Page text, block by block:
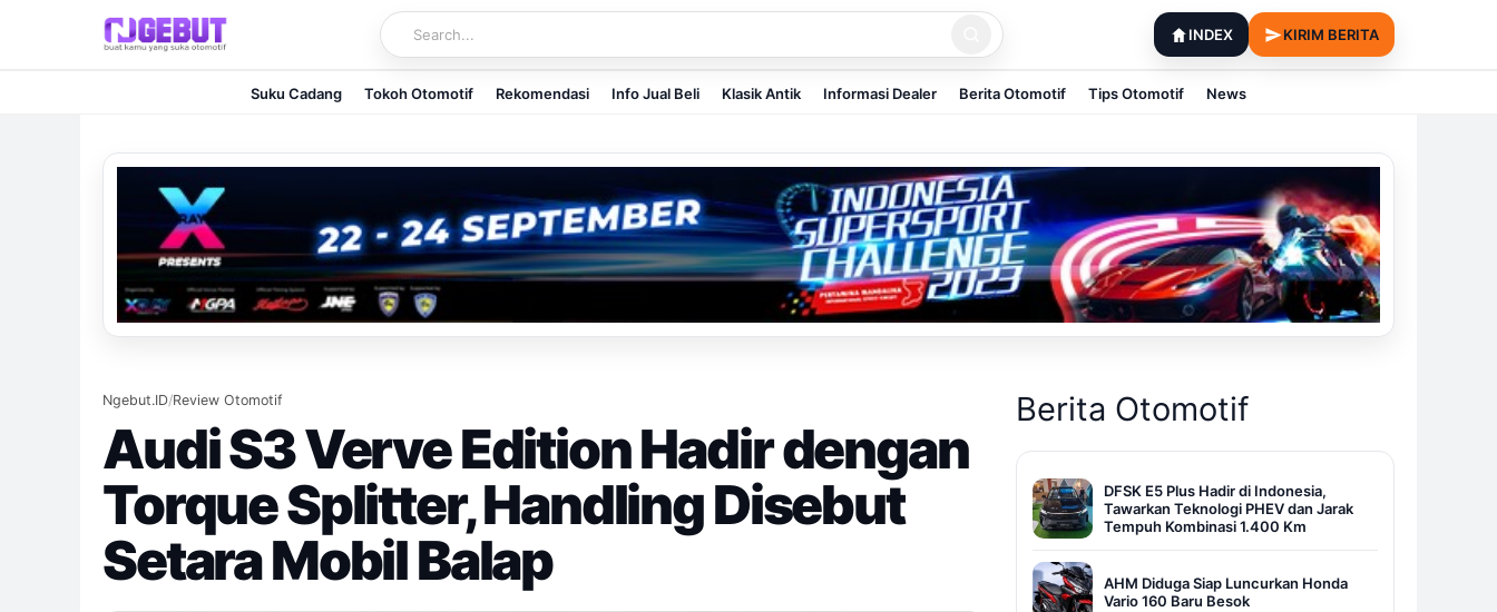
INDEX KIRIM BERITA
Suku Cadang Tokoh Otomotif Rekomendasi Info Jual Beli Klasik Antik Informasi Dealer Berita Otomotif Tips Otomotif News
Ngebut.ID/Review Otomotif
Audi S3 Verve Edition Hadir dengan
Torque Splitter, Handling Disebut
Setara Mobil Balap
Berita Otomotif
DFSK E5 Plus Hadir di Indonesia,
Tawarkan Teknologi PHEV dan Jarak
Tempuh Kombinasi 1.400 Km
AHM Diduga Siap Luncurkan Honda
Vario 160 Baru Besok